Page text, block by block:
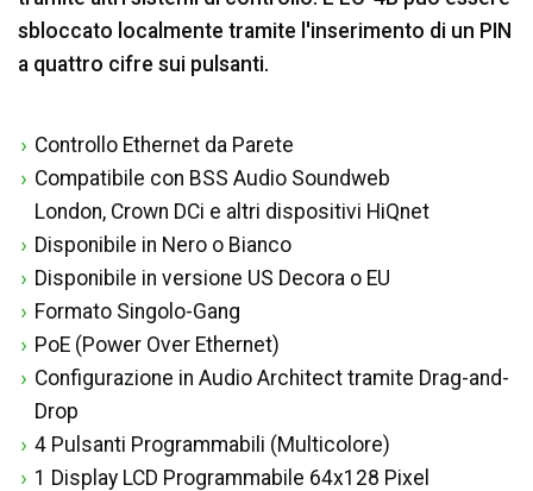
sbloccato localmente tramite l'inserimento di un PIN
a quattro cifre sui pulsanti.
Controllo Ethernet da Parete
Compatibile con BSS Audio Soundweb
London, Crown DCi e altri dispositivi HiQnet
Disponibile in Nero o Bianco
Disponibile in versione US Decora o EU
Formato Singolo-Gang
PoE (Power Over Ethernet)
Configurazione in Audio Architect tramite Drag-and-
Drop
4 Pulsanti Programmabili (Multicolore)
1 Display LCD Programmabile 64x128 Pixel